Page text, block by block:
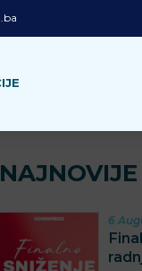
NAJNOVIJE
6